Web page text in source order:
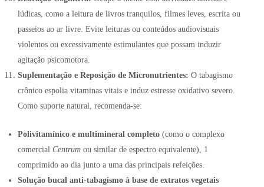
lúdicas, como a leitura de livros tranquilos, filmes leves, escrita ou
passeios ao ar livre. Evite leituras ou conteúdos audiovisuais
violentos ou excessivamente estimulantes que possam induzir
agitação psicomotora.
Suplementação e Reposição de Micronutrientes: O tabagismo
crônico espolia vitaminas vitais e induz estresse oxidativo severo
Como suporte natural, recomenda-se:
Polivitamínico e multimineral completo (como o complexo
comercial Centrum ou similar de espectro equivalente), 1
comprimido ao dia junto a uma das principais refeições.
Solução bucal anti-tabagismo à base de extratos vegetais